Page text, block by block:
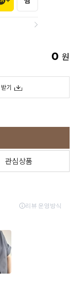
0 원
받기
관심상품